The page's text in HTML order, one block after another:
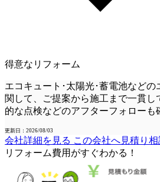
得意なリフォーム
エコキュート･太陽光･蓄電池などの
関して、ご提案から施工まで一貫し
的な点検などのアフターフォローも
更新日：2026/08/03
会社詳細を見る この会社へ見積り相
リフォーム費用 がすぐわかる！